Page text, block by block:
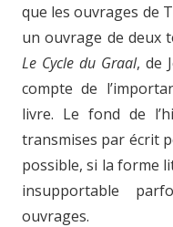
que les ouvrages de
un ouvrage de deux
Le Cycle du Graal, de
compte de
livre. Le fond de
transmises par écrit
possible, si la forme
insupportable
ouvrages.